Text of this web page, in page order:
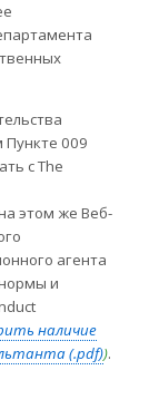
Пункте 009
с The
этом же Веб-
агента
и
наличие
(.pdf)).